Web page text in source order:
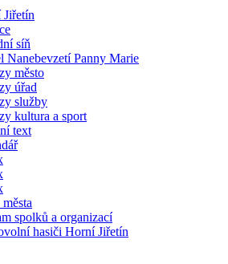
síň
Nanebevzetí Panny Marie
město
úřad
služby
kultura a sport
text
spolků a organizací
hasiči Horní Jiřetín